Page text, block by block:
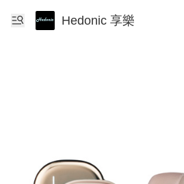
Hedonic 享樂